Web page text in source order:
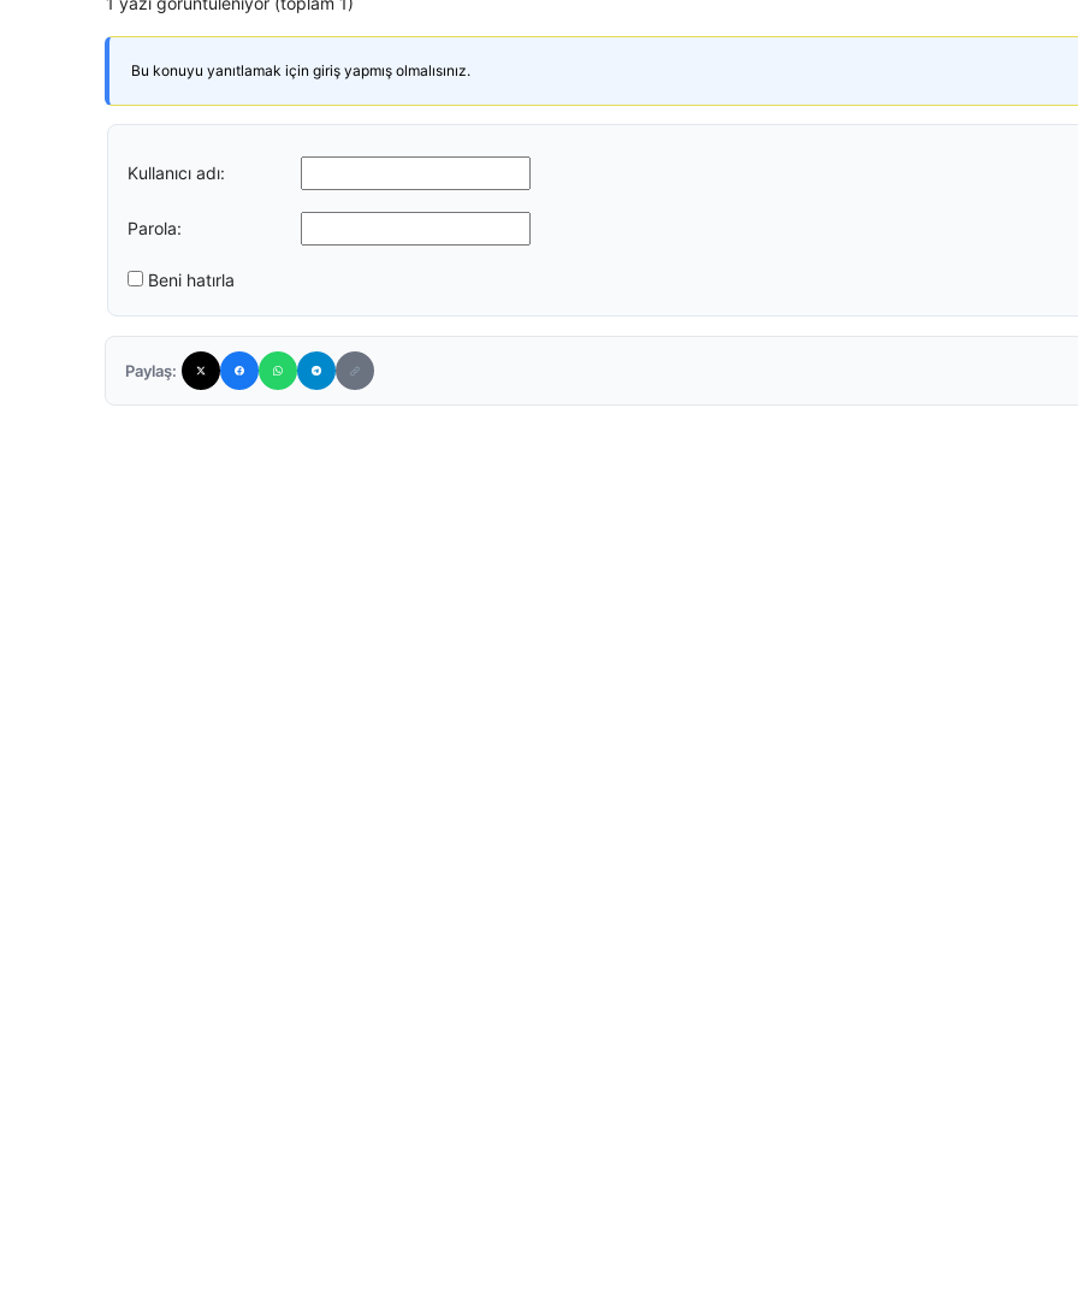
Bu konuyu yanıtlamak için giriş yapmış olmalısınız.
Kullanıcı adı:
Parola:
Beni hatırla
Paylaş: